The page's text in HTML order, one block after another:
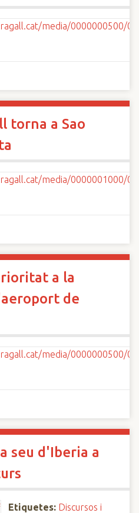
torna a Sao
a la
de
seu d'Iberia a
Etiquetes: Discursos i